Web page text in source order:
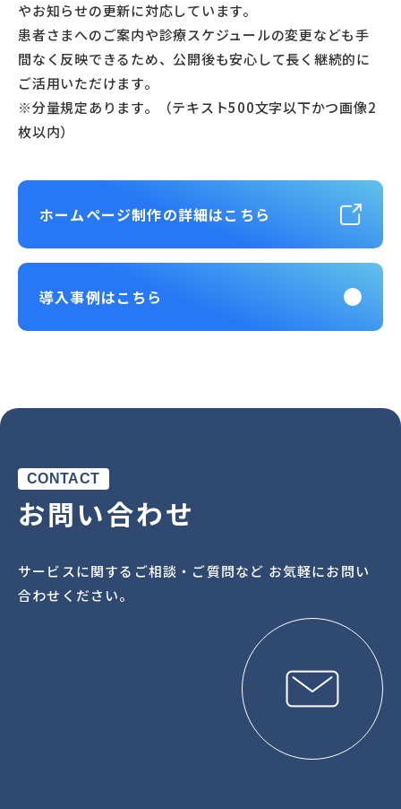
やお知らせの更新に対応しています。
患者さまへのご案内や診療スケジュールの変更なども手
間なく反映できるため、公開後も安心して長く継続的に
ご活用いただけます。
※分量規定あります。（テキスト500文字以下かつ画像2
枚以内）
ホームページ制作の詳細はこちら
導入事例はこちら
CONTACT
お問い合わせ
サービスに関するご相談・ご質問など お気軽にお問い
合わせください。